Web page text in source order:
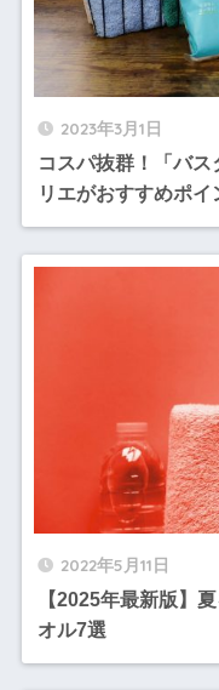
2023年3月1日
コスパ抜群！「バ
リエがおすすめポイ
2022年5月11日
【2025年最新版】
オル7選